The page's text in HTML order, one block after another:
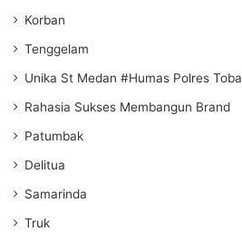
Korban
Tenggelam
Unika St Medan #Humas Polres Toba
Rahasia Sukses Membangun Brand
Patumbak
Delitua
Samarinda
Truk